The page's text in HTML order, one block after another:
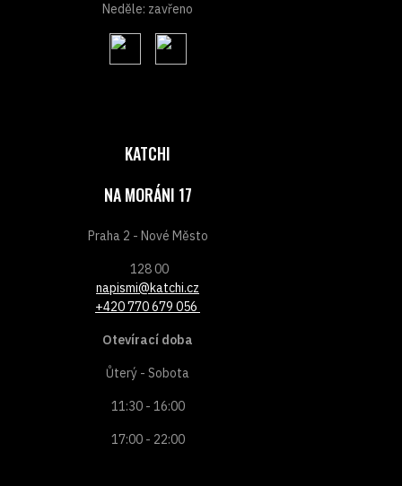
Neděle: zavřeno
KATCHI
NA MORÁNI 17
Praha 2 - Nové Město
128 00
napismi@katchi.cz
+420 770 679 056
Otevírací doba
Ůterý - Sobota
11:30 - 16:00
17:00 - 22:00